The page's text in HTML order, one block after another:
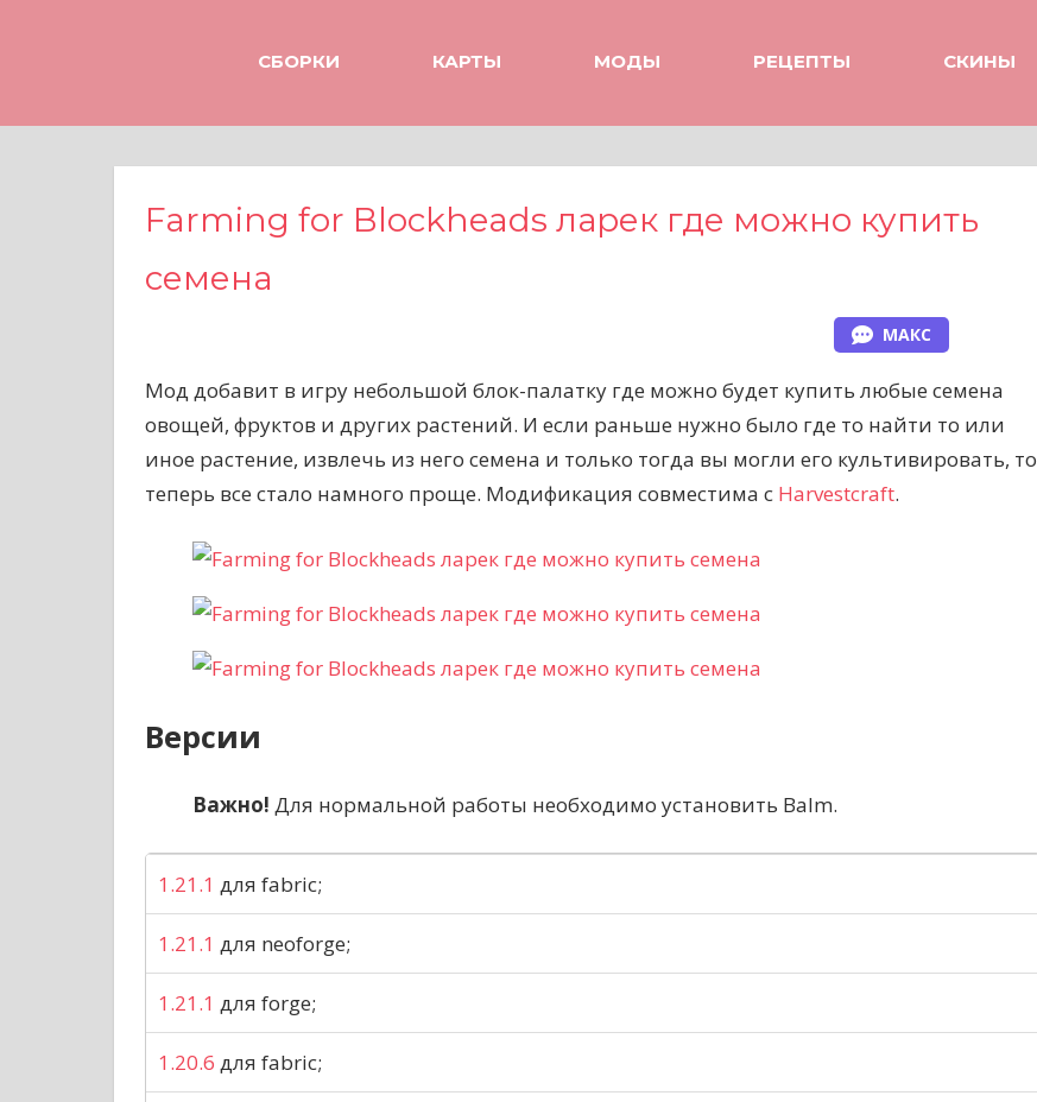
е
СБОРКИ КАРТЫ МОДЫ РЕЦЕПТЫ СКИНЫ
Farming for Blockheads ларек где можно купить
семена
МАКС
Мод добавит в игру небольшой блок-палатку где можно будет купить любые семена
овощей, фруктов и других растений. И если раньше нужно было где то найти то или
иное растение, извлечь из него семена и только тогда вы могли его культивировать, то
теперь все стало намного проще. Модификация совместима с Harvestcraft.
Версии
Важно! Для нормальной работы необходимо установить Balm.
1.21.1 для fabric;
1.21.1 для neoforge;
1.21.1 для forge;
1.20.6 для fabric;